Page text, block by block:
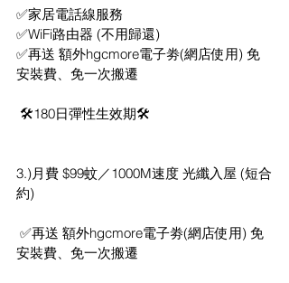
✅家居電話線服務
✅WiFi路由器 (不用歸還)
✅再送 額外hgcmore電子劵(網店使用) 免
安裝費、免一次搬遷
🛠️180日彈性生效期🛠
3.)月費 $99蚊／1000M速度 光纖入屋 (短合
約)
安裝費、免一次搬遷